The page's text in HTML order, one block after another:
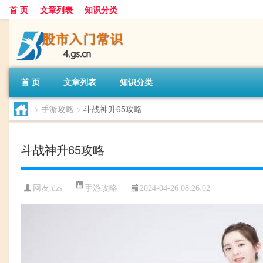
首 页 文章列表 知识分类
首 页 文章列表 知识分类
> 手游攻略 > 斗战神升65攻略
斗战神升65攻略
网友:dzs 手游攻略 2024-04-26 08:26:02